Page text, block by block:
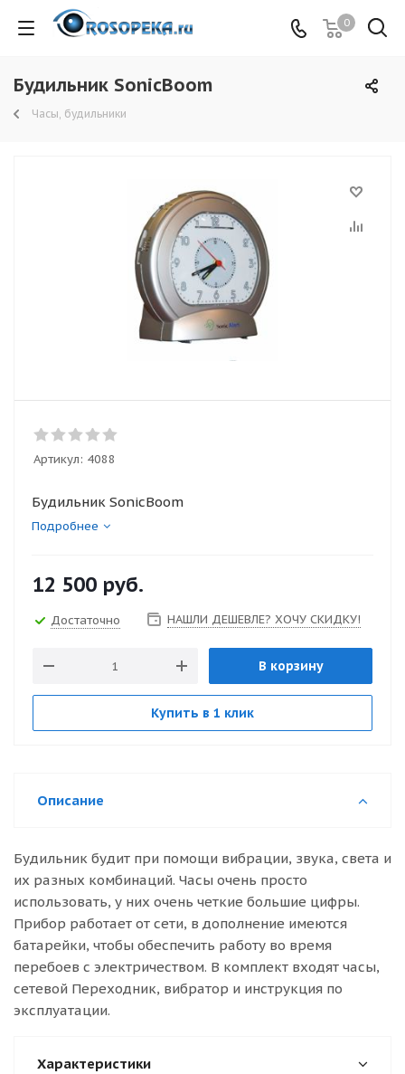
0
Будильник SonicBoom
Часы, будильники
Артикул: 4088
Будильник SonicBoom
Подробнее
12 500 руб.
Достаточно НАШЛИ ДЕШЕВЛЕ? ХОЧУ СКИДКУ!
В корзину
Купить в 1 клик
Описание
Будильник будит при помощи вибрации, звука, света и
их разных комбинаций. Часы очень просто
использовать, у них очень четкие большие цифры.
Прибор работает от сети, в дополнение имеются
батарейки, чтобы обеспечить работу во время
перебоев с электричеством. В комплект входят часы,
сетевой Переходник, вибратор и инструкция по
эксплуатации.
Характеристики